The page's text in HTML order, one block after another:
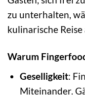
zu unterhalten,
kulinarische
Warum
Geselligkeit:
Miteinander.